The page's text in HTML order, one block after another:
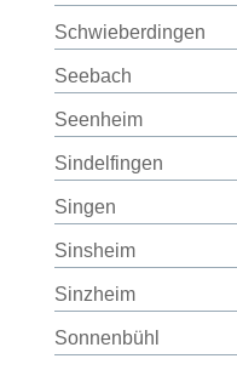
Schwieberdingen
Seebach
Seenheim
Sindelfingen
Singen
Sinsheim
Sinzheim
Sonnenbühl